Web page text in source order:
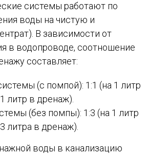
системы работают по
воды на чистую и
В зависимости от
в водопроводе, соотношение
составляет:
(с помпой): 1:1 (на 1 литр
литр в дренаж).
(без помпы): 1:3 (на 1 литр
литра в дренаж).
воды в канализацию